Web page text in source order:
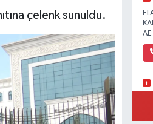
çelenk sunuldu.
AE